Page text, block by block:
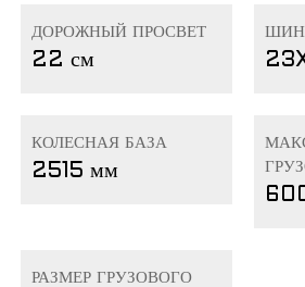
ДОРОЖНЫЙ ПРОСВЕТ
22 см
КОЛЕСНАЯ БАЗА
2515 мм
РАЗМЕР ГРУЗОВОГО